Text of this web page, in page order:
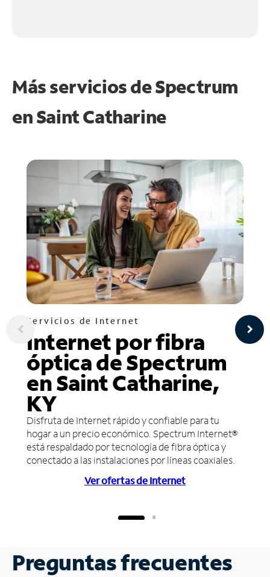
Más servicios de Spectrum
enSaint Catharine
Servicios de Internet
Internet por fibra
óptica de Spectrum
en Saint Catharine,
KY
Disfruta de Internet rápido y confiable para tu
hogar a un precio económico. Spectrum Internet®
está respaldado por tecnología de fibra óptica y
conectado a las instalaciones por líneas coaxiales.
Ver ofertas de Internet
Preguntas frecuentes